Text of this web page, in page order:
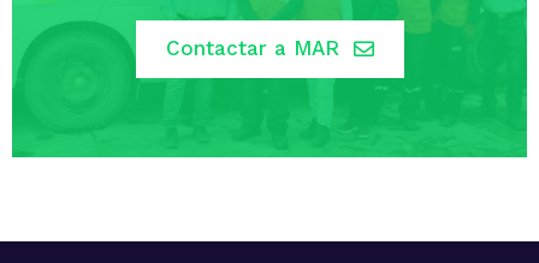
Contactar a MAR